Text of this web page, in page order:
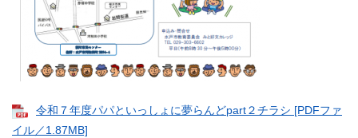
令和７年度パパといっしょに夢らんどpart２チラシ [PDFファ
イル／1.87MB]